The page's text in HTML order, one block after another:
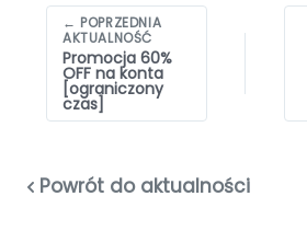
Nawigacja
wpisów
← POPRZEDNIA
AKTUALNOŚĆ
Promocja 60%
OFF na konta
[ograniczony
czas]
Powrót do aktualności